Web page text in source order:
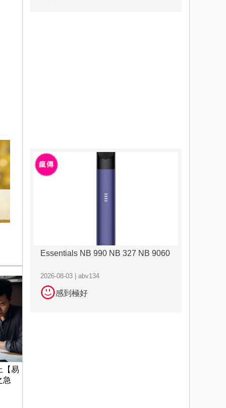
【易
急
Essentials NB 990 NB 327 NB 9060
2026-08-03 | abv134
感到極好